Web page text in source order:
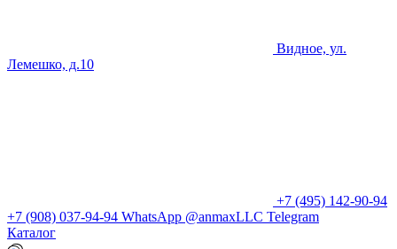
Видное, ул.
Лемешко, д.10
+7 (495) 142-90-94
+7 (908) 037-94-94 WhatsApp @anmaxLLC Telegram
Каталог